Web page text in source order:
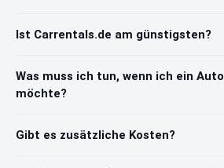
Ist Carrentals.de am günstigsten?
Was muss ich tun, wenn ich ein
möchte?
Gibt es zusätzliche Kosten?